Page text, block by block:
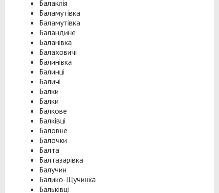
Балаклія
Баламутівка
Баламутівка
Баландине
Баланівка
Балаховичі
Балинівка
Балинці
Баличі
Балки
Балки
Балкове
Балківці
Баловне
Балочки
Балта
Балтазарівка
Балучин
Балико-Щучинка
Бальківці